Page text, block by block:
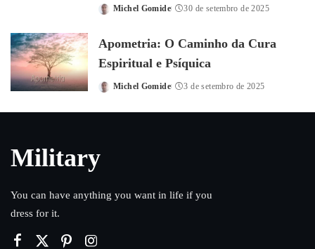
Posted
Michel Gomide 30 de setembro de 2025
Apometria: O Caminho da Cura
Espiritual e Psíquica
Posted
Michel Gomide 3 de setembro de 2025
Military
You can have anything you want in life if you
dress for it.